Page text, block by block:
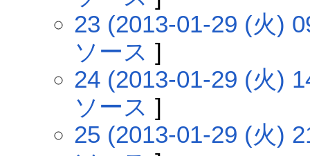
23 (2013-01-29 (火)
ソース ]
24 (2013-01-29 (火)
ソース ]
25 (2013-01-29 (火)